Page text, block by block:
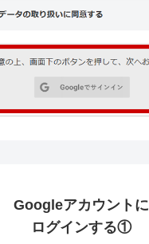
Googleアカウントに
ログインする①